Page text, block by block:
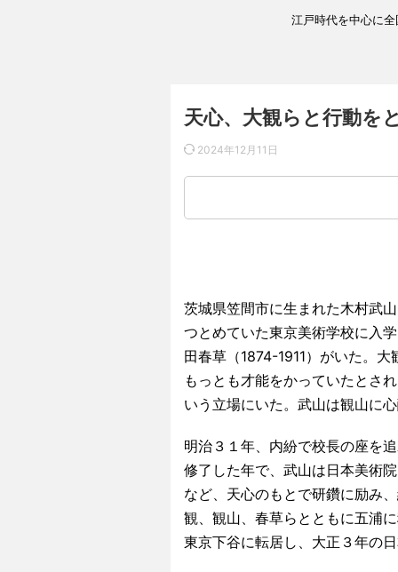
江戸時代を中心に
天心、大観らと行動を
2024年12月11日
茨城県笠間市に生まれた木村武
つとめていた東京美術学校に入
田春草（1874-1911）がいた。
もっとも才能をかっていたとさ
いう立場にいた。武山は観山に
明治３１年、内紛で校長の座を
修了した年で、武山は日本美術
など、天心のもとで研鑽に励み
観、観山、春草らとともに五浦
東京下谷に転居し、大正３年の